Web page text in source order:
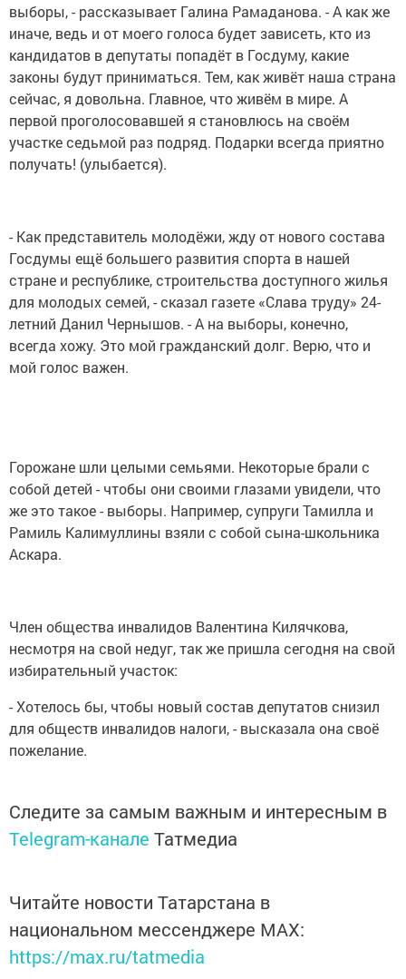
выборы, - рассказывает Галина Рамаданова. - А как же
иначе, ведь и от моего голоса будет зависеть, кто из
кандидатов в депутаты попадёт в Госдуму, какие
законы будут приниматься. Тем, как живёт наша страна
сейчас, я довольна. Главное, что живём в мире. А
первой проголосовавшей я становлюсь на своём
участке седьмой раз подряд. Подарки всегда приятно
получать! (улыбается).
- Как представитель молодёжи, жду от нового состава
Госдумы ещё большего развития спорта в нашей
стране и республике, строительства доступного жилья
для молодых семей, - сказал газете «Слава труду» 24-
летний Данил Чернышов. - А на выборы, конечно,
всегда хожу. Это мой гражданский долг. Верю, что и
мой голос важен.
Горожане шли целыми семьями. Некоторые брали с
собой детей - чтобы они своими глазами увидели, что
же это такое - выборы. Например, супруги Тамилла и
Рамиль Калимуллины взяли с собой сына-школьника
Аскара.
Член общества инвалидов Валентина Килячкова,
несмотря на свой недуг, так же пришла сегодня на свой
избирательный участок:
- Хотелось бы, чтобы новый состав депутатов снизил
для обществ инвалидов налоги, - высказала она своё
пожелание.
Следите за самым важным и интересным в
Telegram-канале Татмедиа
Читайте новости Татарстана в
национальном мессенджере MАХ:
https://max.ru/tatmedia